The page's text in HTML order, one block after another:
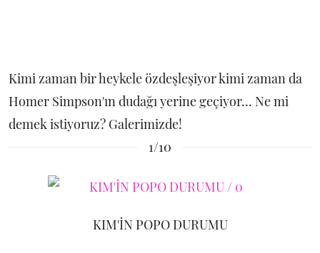
Kimi zaman bir heykele özdeşleşiyor kimi zaman da
Homer Simpson'ın dudağı yerine geçiyor... Ne mi
demek istiyoruz? Galerimizde!
1/10
KIM'İN POPO DURUMU